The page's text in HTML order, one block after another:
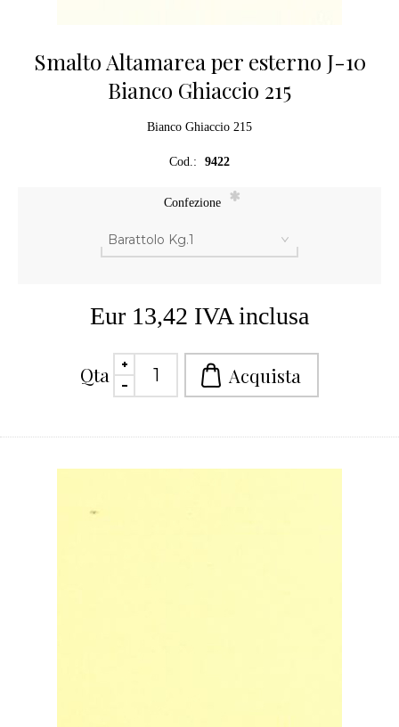
Smalto Altamarea per esterno J-10
Bianco Ghiaccio 215
Bianco Ghiaccio 215
Cod.: 9422
Confezione *
Eur 13,42 IVA inclusa
Qta